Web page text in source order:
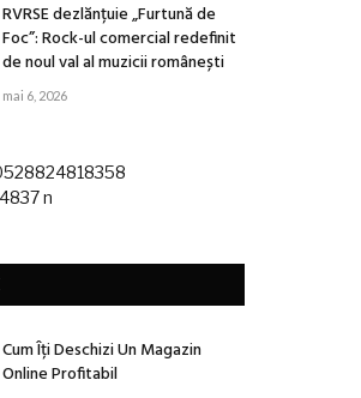
RVRSE dezlănțuie „Furtună de
Foc”: Rock-ul comercial redefinit
de noul val al muzicii românești
mai 6, 2026
Cum Îți Deschizi Un Magazin
Online Profitabil